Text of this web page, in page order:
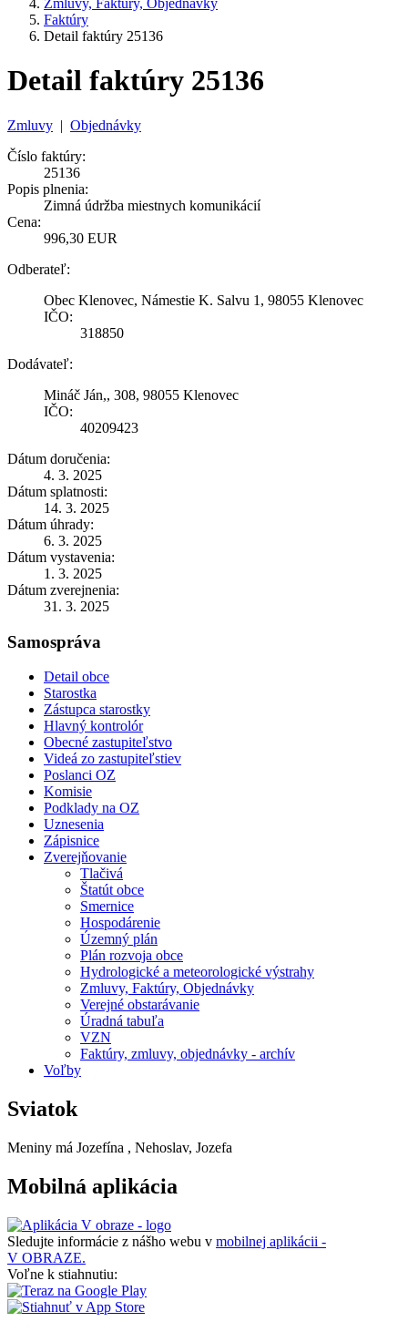
Zmluvy, Faktúry, Objednávky
Faktúry
Detail faktúry 25136
Detail faktúry 25136
Zmluvy | Objednávky
Číslo faktúry:
25136
Popis plnenia:
Zimná údržba miestnych komunikácií
Cena:
996,30 EUR
Odberateľ:
Obec Klenovec, Námestie K. Salvu 1, 98055 Klenovec
IČO:
318850
Dodávateľ:
Mináč Ján,, 308, 98055 Klenovec
IČO:
40209423
Dátum doručenia:
4. 3. 2025
Dátum splatnosti:
14. 3. 2025
Dátum úhrady:
6. 3. 2025
Dátum vystavenia:
1. 3. 2025
Dátum zverejnenia:
31. 3. 2025
Samospráva
Detail obce
Starostka
Zástupca starostky
Hlavný kontrolór
Obecné zastupiteľstvo
Videá zo zastupiteľstiev
Poslanci OZ
Komisie
Podklady na OZ
Uznesenia
Zápisnice
Zverejňovanie
Tlačivá
Štatút obce
Smernice
Hospodárenie
Územný plán
Plán rozvoja obce
Hydrologické a meteorologické výstrahy
Zmluvy, Faktúry, Objednávky
Verejné obstarávanie
Úradná tabuľa
VZN
Faktúry, zmluvy, objednávky - archív
Voľby
Sviatok
Meniny má Jozefína , Nehoslav, Jozefa
Mobilná aplikácia
Sledujte informácie z nášho webu v mobilnej aplikácii -
V OBRAZE.
Voľne k stiahnutiu: